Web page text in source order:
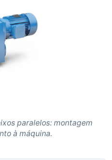
paralelos: montagem
à máquina.